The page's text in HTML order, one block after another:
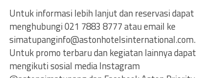
Untuk informasi lebih lanjut dan reservasi dapat
menghubungi 021 7883 8777 atau email ke
simatupanginfo@astonhotelsinternational.com.
Untuk promo terbaru dan kegiatan lainnya dapat
mengikuti sosial media Instagram